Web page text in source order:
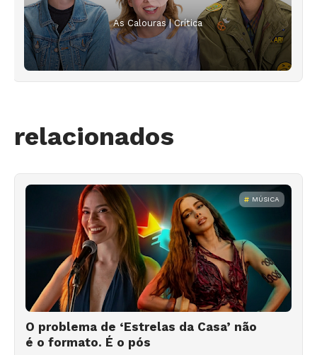
As Calouras | Crítica
relacionados
MÚSICA
O problema de ‘Estrelas da Casa’ não
é o formato. É o pós